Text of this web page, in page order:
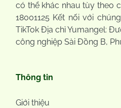
có thể khác nhau tùy theo
18001125 Kết nối với
TikTok Địa chỉ Yumangel:
công nghiệp Sài Đồng B,
Thông tin
Giới thiệu